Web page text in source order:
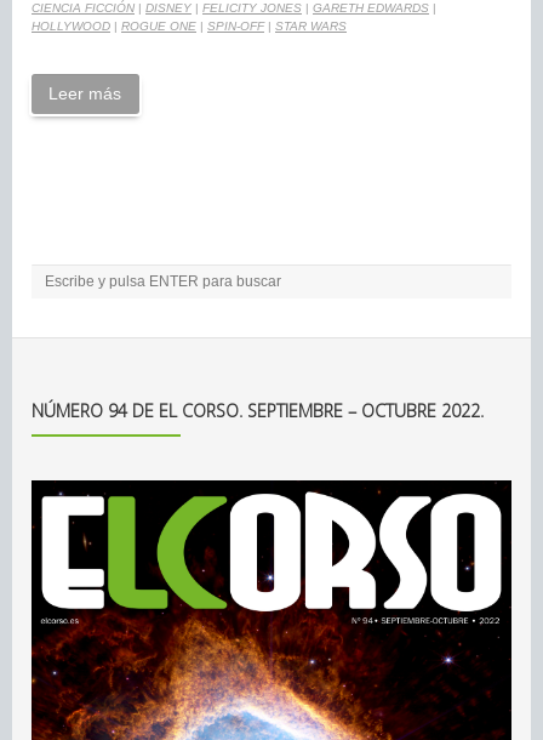
CIENCIA FICCIÓN DISNEY FELICITY JONES GARETH EDWARDS
HOLLYWOOD
ROGUE ONE SPIN-OFF| STAR WARS
Leer más
NÚMERO 94 DE EL CORSO. SEPTIEMBRE – OCTUBRE 2022.